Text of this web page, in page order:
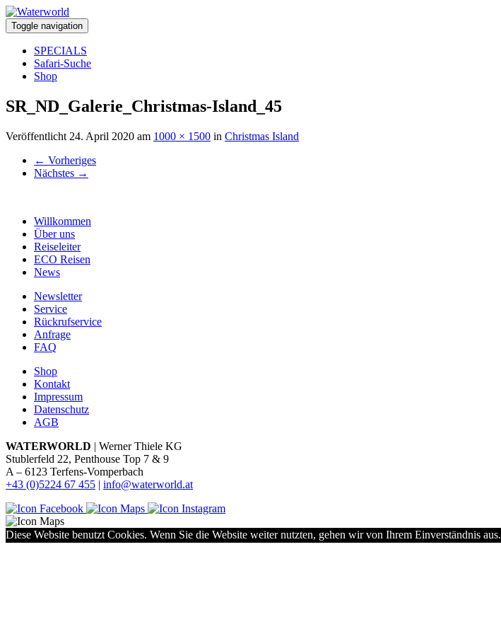
Toggle navigation
SPECIALS
Safari-Suche
Shop
SR_ND_Galerie_Christmas-Island_45
Veröffentlicht 24. April 2020 am 1000 × 1500 in Christmas Island
← Vorheriges
Nächstes →
Willkommen
Über uns
Reiseleiter
ECO Reisen
News
Newsletter
Service
Rückrufservice
Anfrage
FAQ
Shop
Kontakt
Impressum
Datenschutz
AGB
WATERWORLD | Werner Thiele KG
Stublerfeld 22, Penthouse Top 7 & 9
A – 6123 Terfens-Vomperbach
+43 (0)5224 67 455 | info@waterworld.at
Diese Website benutzt Cookies. Wenn Sie die Website weiter nutzten, gehen wir von Ihrem Einverständnis aus.